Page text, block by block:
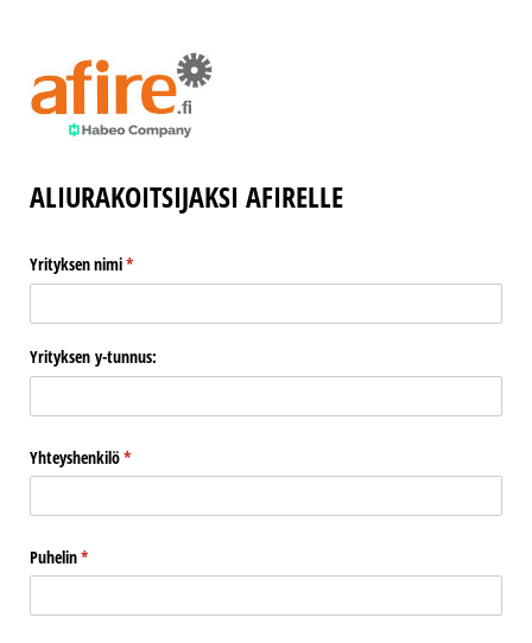
ALIURAKOITSIJAKSI AFIRELLE
Yrityksen nimi*
(pakollinen)
Yrityksen y-tunnus:
Yhteyshenkilö*
(pakollinen)
Puhelin*
(pakollinen)